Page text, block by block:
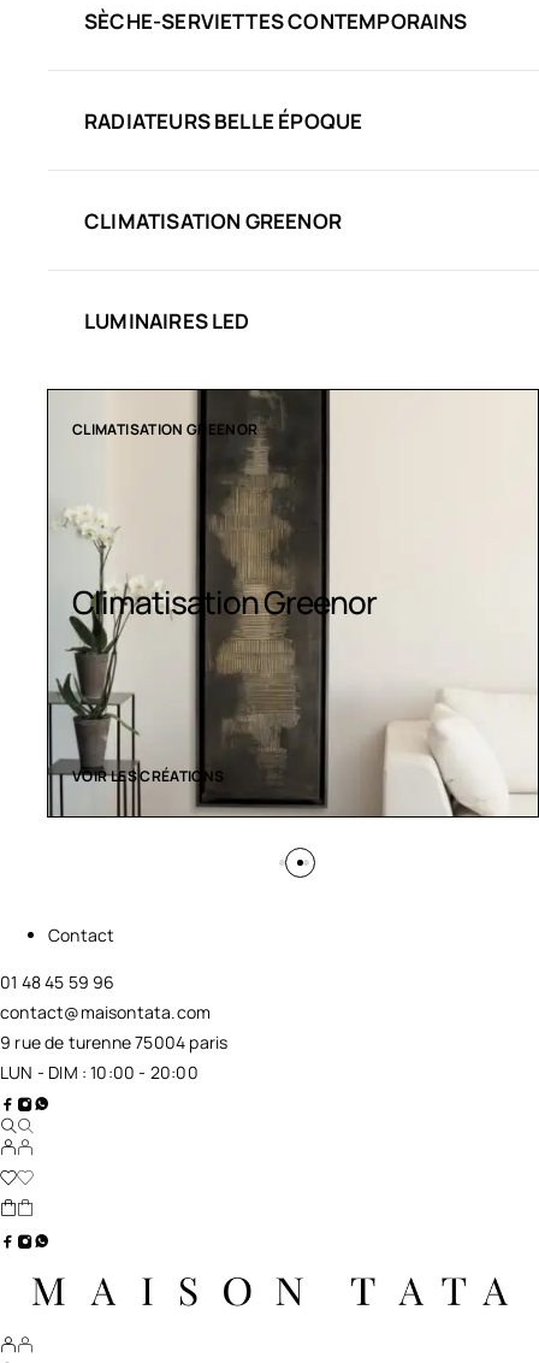
SÈCHE-SERVIETTES CONTEMPORAINS
RADIATEURS BELLE ÉPOQUE
CLIMATISATION GREENOR
LUMINAIRES LED
COLLECTION LT
Luminaires LED
VOIR LES CRÉATIONS
Contact
01 48 45 59 96
contact@maisontata.com
9 rue de turenne 75004 paris
LUN - DIM : 10:00 - 20:00